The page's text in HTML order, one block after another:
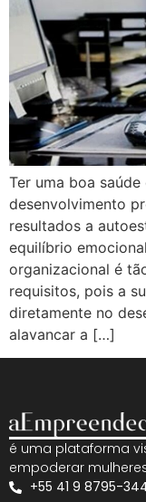
Ter uma boa
desenvolvimento
resultados a
equilíbrio
organizacional é
requisitos, pois a
diretamente no
alavancar a […]
é uma plataforma
empoderar
+55 41 9 8795-